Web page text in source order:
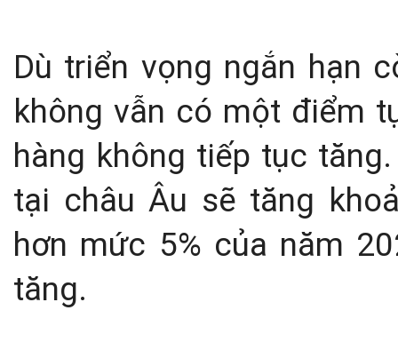
Dù triển vọng ngắn hạn
không vẫn có một điểm
hàng không tiếp tục
tại châu Âu sẽ tăng
hơn mức 5% của năm
tăng.